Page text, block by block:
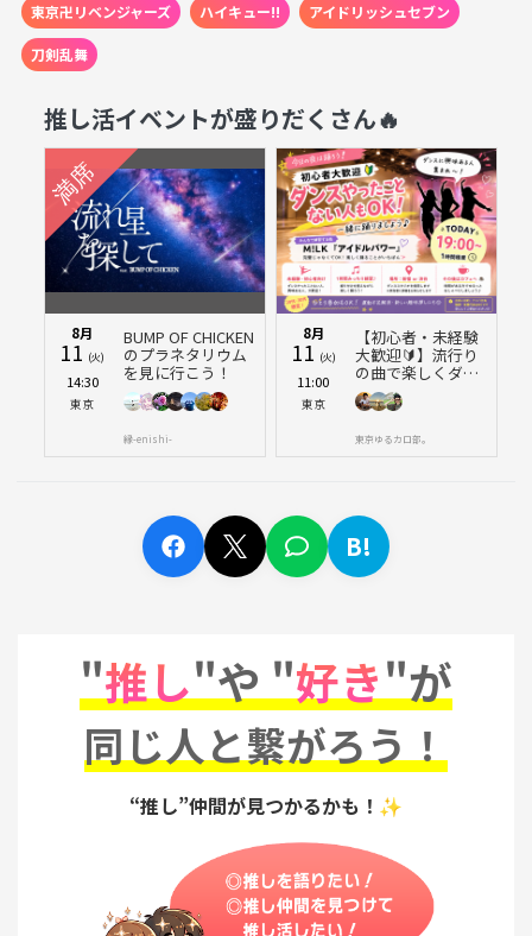
東京卍リベンジャーズ ハイキュー!! アイドリッシュセブン
刀剣乱舞
推し活イベントが盛りだくさん🔥
8月
11 (火)
14:30
東京
BUMP OF CHICKEN
のプラネタリウム
を見に行こう！
縁-enishi-
8月
11 (火)
11:00
東京
【初心者・未経験
大歓迎🔰】流行り
の曲で楽しくダン
ス🔥 M!LK「アイド
ルパワー」踊って
東京ゆるカロ部。
B!
"推し"や "好き"が
同じ人と繋がろう！
“推し”仲間が見つかるかも！✨